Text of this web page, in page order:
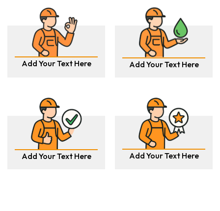
Add Your Text Here Add Your Text Here
Add Your Text Here Add Your Text Here